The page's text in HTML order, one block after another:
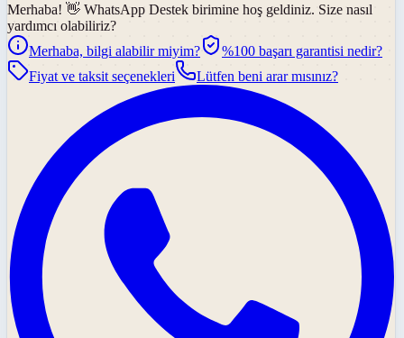
Merhaba! 👋 WhatsApp Destek birimine hoş geldiniz. Size nasıl
yardımcı olabiliriz?
Merhaba, bilgi alabilir miyim?
%100 başarı garantisi nedir?
Fiyat ve taksit seçenekleri
Lütfen beni arar mısınız?